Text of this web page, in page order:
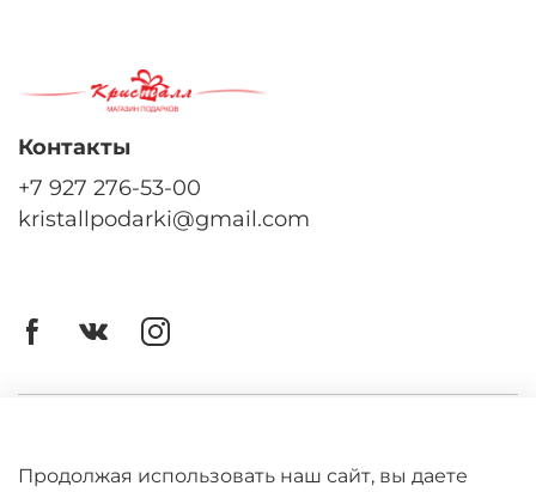
Оферта
Контакты
+7 927 276-53-00
kristallpodarki@gmail.com
Продолжая использовать наш сайт, вы даете